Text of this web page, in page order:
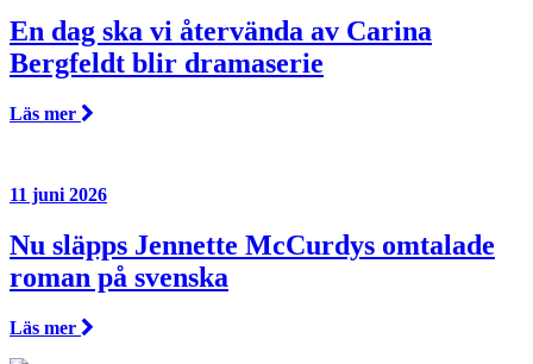
En dag ska vi återvända av Carina
Bergfeldt blir dramaserie
Läs mer
11 juni 2026
Nu släpps Jennette McCurdys omtalade
roman på svenska
Läs mer